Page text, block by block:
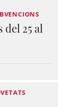
25 al